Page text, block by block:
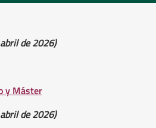
de 2026)
y Máster
de 2026)